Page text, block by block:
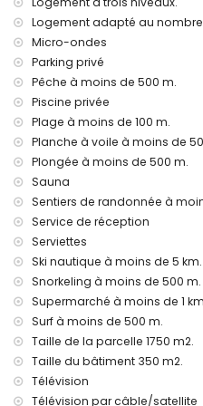
aéroport le plus proche :
kilomètres de la villa)
kilomètres)
les animaux de
Installations et services
villa
internet (WiFi)
service de réception et
chauffage par le sol
Installations et services à
service d'aéroport
sauna
lit supplémentaire et lits/
Divertissements et activités
Jávea, Costa Blanca
Logement adapté au
Micro-ondes
Parking privé
Pêche à moins de 500 m.
Piscine privée
Plage à moins de 100 m.
Planche à voile à moins de
Plongée à moins de 500 m.
Sauna
Sentiers de randonnée à
Service de réception
Serviettes
Ski nautique à moins de 5 km.
Snorkeling à moins de 500 m.
Supermarché à moins de 1
Surf à moins de 500 m.
Taille de la parcelle 1750 m2.
Taille du bâtiment 350 m2.
Télévision
Télévision par câble/satellite